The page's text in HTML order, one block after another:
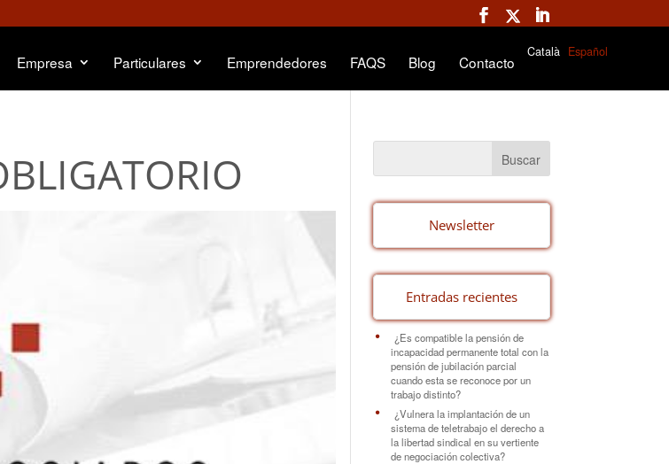
Empresa Particulares Emprendedores FAQS Blog Contacto
Català Español
Newsletter
Entradas recientes
¿Es compatible la pensión de
incapacidad permanente total con la
pensión de jubilación parcial
cuando esta se reconoce por un
trabajo distinto?
¿Vulnera la implantación de un
sistema de teletrabajo el derecho a
la libertad sindical en su vertiente
de negociación colectiva?